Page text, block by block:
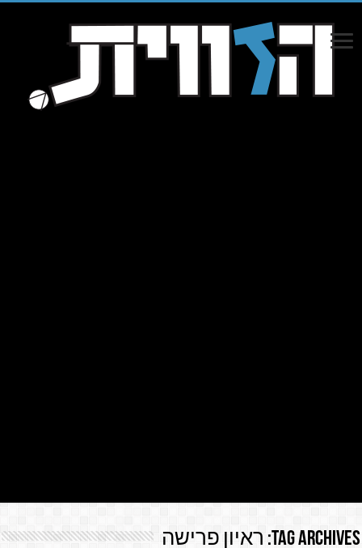
Tag Archives: ראיון פרישה